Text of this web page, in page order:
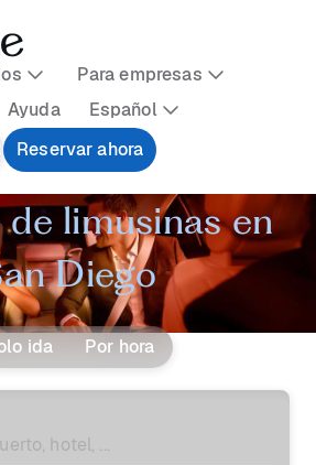
Para empresas
Ayuda
Español
Reservar ahora
limusinas en
Diego
ida Por hora